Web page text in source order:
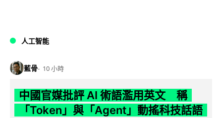
人工智能
藍骨 10 小時
中國官媒批評 AI 術語濫用英文 稱
「Token」與「Agent」動搖科技話語